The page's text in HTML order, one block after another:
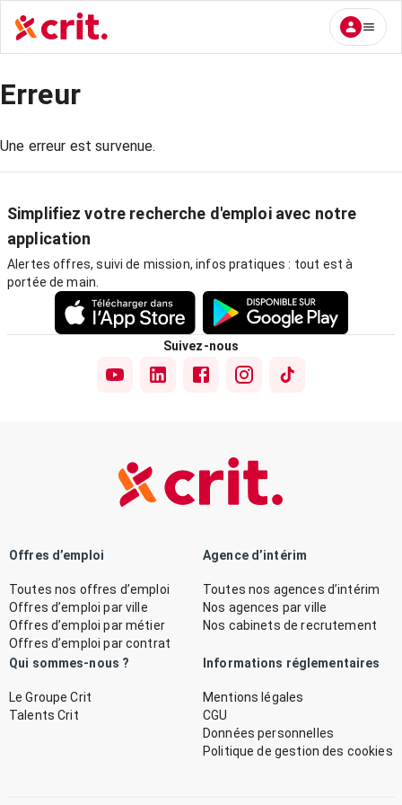
Erreur
Une erreur est survenue.
Simplifiez votre recherche d'emploi avec notre
application
Alertes offres, suivi de mission, infos pratiques : tout est à
portée de main.
Suivez-nous
Offres d’emploi
Toutes nos offres d’emploi
Offres d’emploi par ville
Offres d’emploi par métier
Offres d’emploi par contrat
Agence d’intérim
Toutes nos agences d’intérim
Nos agences par ville
Nos cabinets de recrutement
Qui sommes-nous ?
Le Groupe Crit
Talents Crit
Informations réglementaires
Mentions légales
CGU
Données personnelles
Politique de gestion des cookies